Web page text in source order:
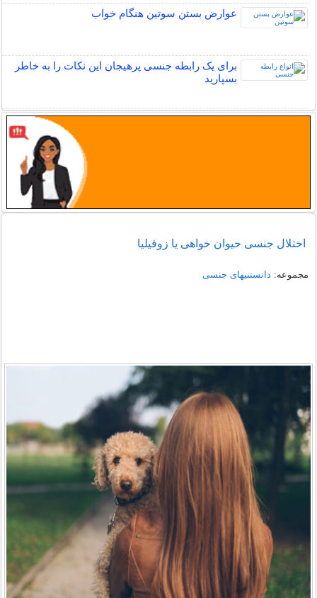
عوارض بستن سوتین هنگام خواب
برای یک رابطه جنسی پرهیجان این نکات را به خاطر
بسپارید
اختلال جنسی حیوان خواهی یا زوفیلیا
مجموعه: دانستنیهای جنسی